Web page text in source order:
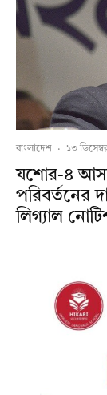
বাংলাদেশ · ১৩
যশোর-৪
পরিবর্তনের
লিগ্যাল